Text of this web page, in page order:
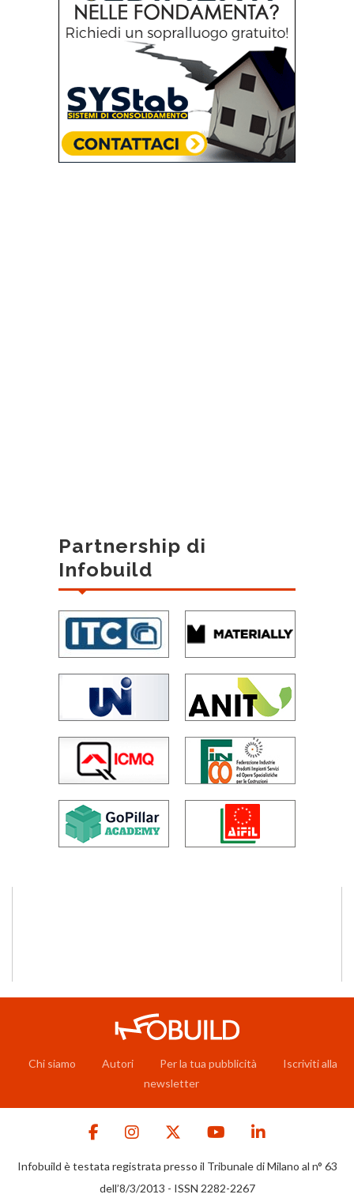
Partnership di
Infobuild
Chi siamo Autori Per la tua pubblicità
Iscriviti alla
newsletter
Infobuild è testata registrata presso il Tribunale di Milano al n° 63
dell’8/3/2013 - ISSN 2282-2267